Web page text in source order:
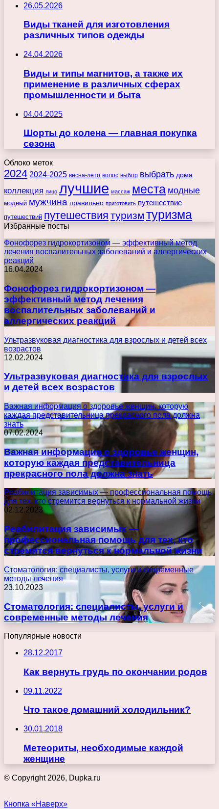
26.05.2026
Виды тканей для изготовления
различных типов одежды
24.04.2026
Виды и типы магнитов, а также их
применение в различных сферах
промышленности и быта
04.04.2025
Шорты до колена — главная покупка
сезона
Облоко меток
2024 2024-2025 весна-лето волос выбор выбрать дома
коллекция лицо лучшие массаж места модные
модный мужчина правильно приготовить путешествие
путешествий путешествия туризм туризма
Избранные посты
Фонофорез гидрокортизоном — эффективный метод
лечения воспалительных заболеваний и аллергических
реакций
16.04.2024
Фонофорез гидрокортизоном —
эффективный метод лечения
воспалительных заболеваний и
аллергических реакций
Ультразвуковая диагностика для взрослых и детей всех
возрастов
12.02.2024
Ультразвуковая диагностика для взрослых
и детей всех возрастов
Важная информация о здоровье женщин, которую
каждая представительница прекрасного пола должна
знать
07.02.2024
Важная информация о здоровье женщин,
которую каждая представительница
прекрасного пола должна знать
Реабилитация зависимых — профессиональная помощь
для тех, кто стремится вернуться к нормальной жизни
02.12.2023
Реабилитация зависимых —
профессиональная помощь для тех, кто
стремится вернуться к нормальной жизни
Стоматология: специалисты, услуги и современные
методы лечения
23.10.2023
Стоматология: специалисты, услуги и
современные методы лечения
Популярные новости
28.12.2017
Как вернуть грудь по окончании родов
09.11.2022
Что такое домашний холодильник?
30.01.2018
Метеориты, необходимые каждой
женщине
© Copyright 2026, Dupka.ru
Кнопка «Наверх»